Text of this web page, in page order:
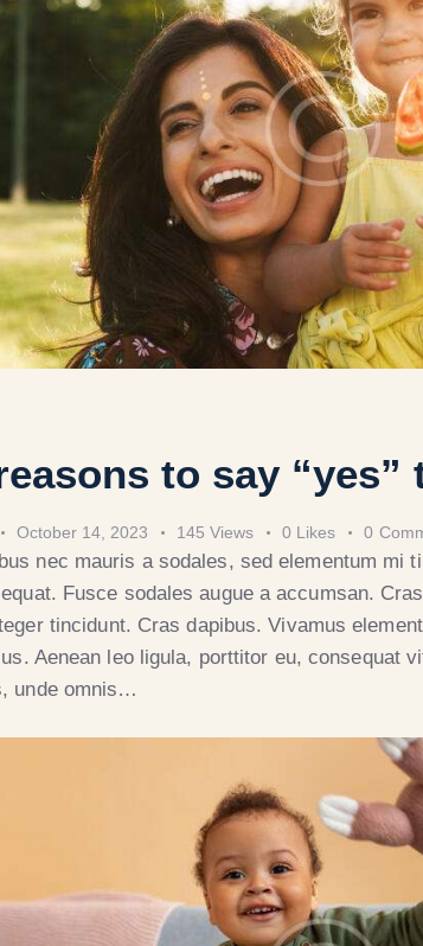
to say
October 14, 2023 145 Views 0 Likes 0
nec mauris a sodales, sed elementum mi
Fusce sodales augue a accumsan.
tincidunt. Cras dapibus. Vivamus
Aenean leo ligula, porttitor eu, consequat
unde omnis…